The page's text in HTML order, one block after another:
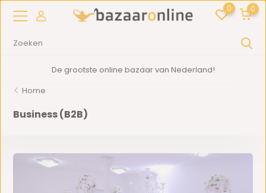
0 0
De grootste online bazaar van Nederland!
Home
Business (B2B)